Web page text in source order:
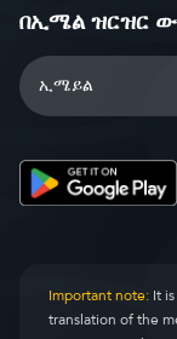
በኢሜል ዝርዝር
Important note:It
translation of the